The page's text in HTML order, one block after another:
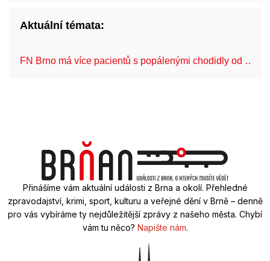
Aktuální témata:
FN Brno má více pacientů s popálenými chodidly od …
Přinášíme vám aktuální události z Brna a okolí. Přehledné
zpravodajství, krimi, sport, kulturu a veřejné dění v Brně – denně
pro vás vybíráme ty nejdůležitější zprávy z našeho města. Chybí
vám tu něco? Napište nám.